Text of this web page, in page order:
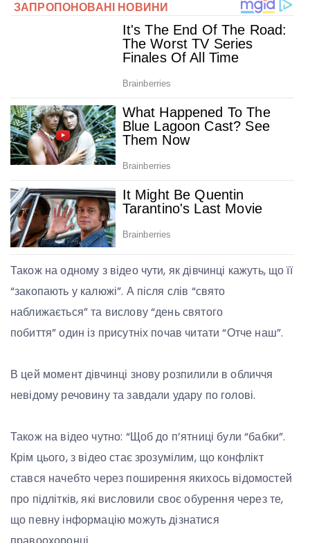
Також на одному з відео чути, як дівчинці кажуть, що її
“закопають у калюжі”. А після слів “свято
наближається” та вислову “день святого
побиття” один із присутніх почав читати “Отче наш”.
В цей момент дівчинці знову розпилили в обличчя
невідому речовину та завдали удару по голові.
Також на відео чутно: “Щоб до п’ятниці були “бабки”.
Крім цього, з відео стає зрозумілим, що конфлікт
стався начебто через поширення якихось відомостей
про підлітків, які висловили своє обурення через те,
що певну інформацію можуть дізнатися